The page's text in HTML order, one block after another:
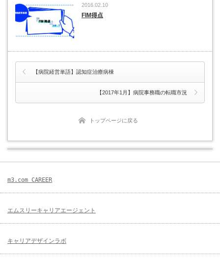
2016.02.10
FIM得点
【病院経営単語】認知症治療病棟
【2017年1月】病院事務職の転職市況
トップページに戻る
m3.com CAREER
エムスリーキャリアエージェント
キャリアデザインラボ